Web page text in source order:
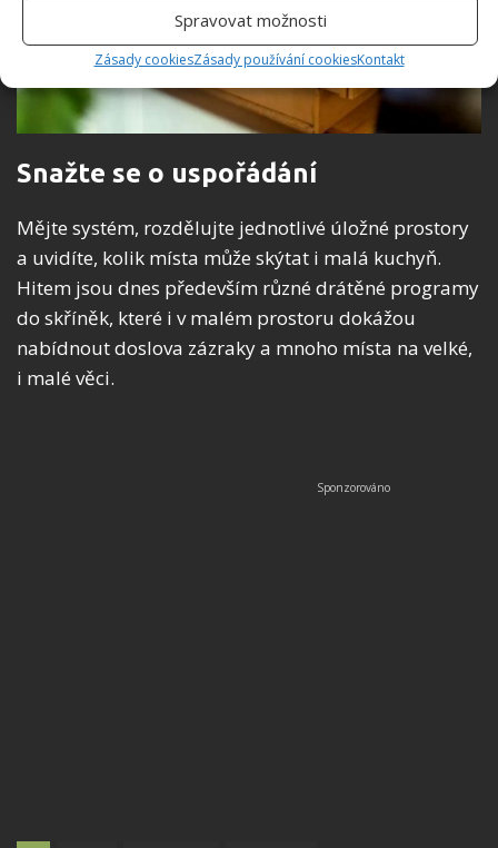
Spravovat možnosti
Zásady cookiesZásady používání cookiesKontakt
Snažte se o uspořádání
Mějte systém, rozdělujte jednotlivé úložné prostory
a uvidíte, kolik místa může skýtat i malá kuchyň.
Hitem jsou dnes především různé drátěné programy
do skříněk, které i v malém prostoru dokážou
nabídnout doslova zázraky a mnoho místa na velké,
i malé věci.